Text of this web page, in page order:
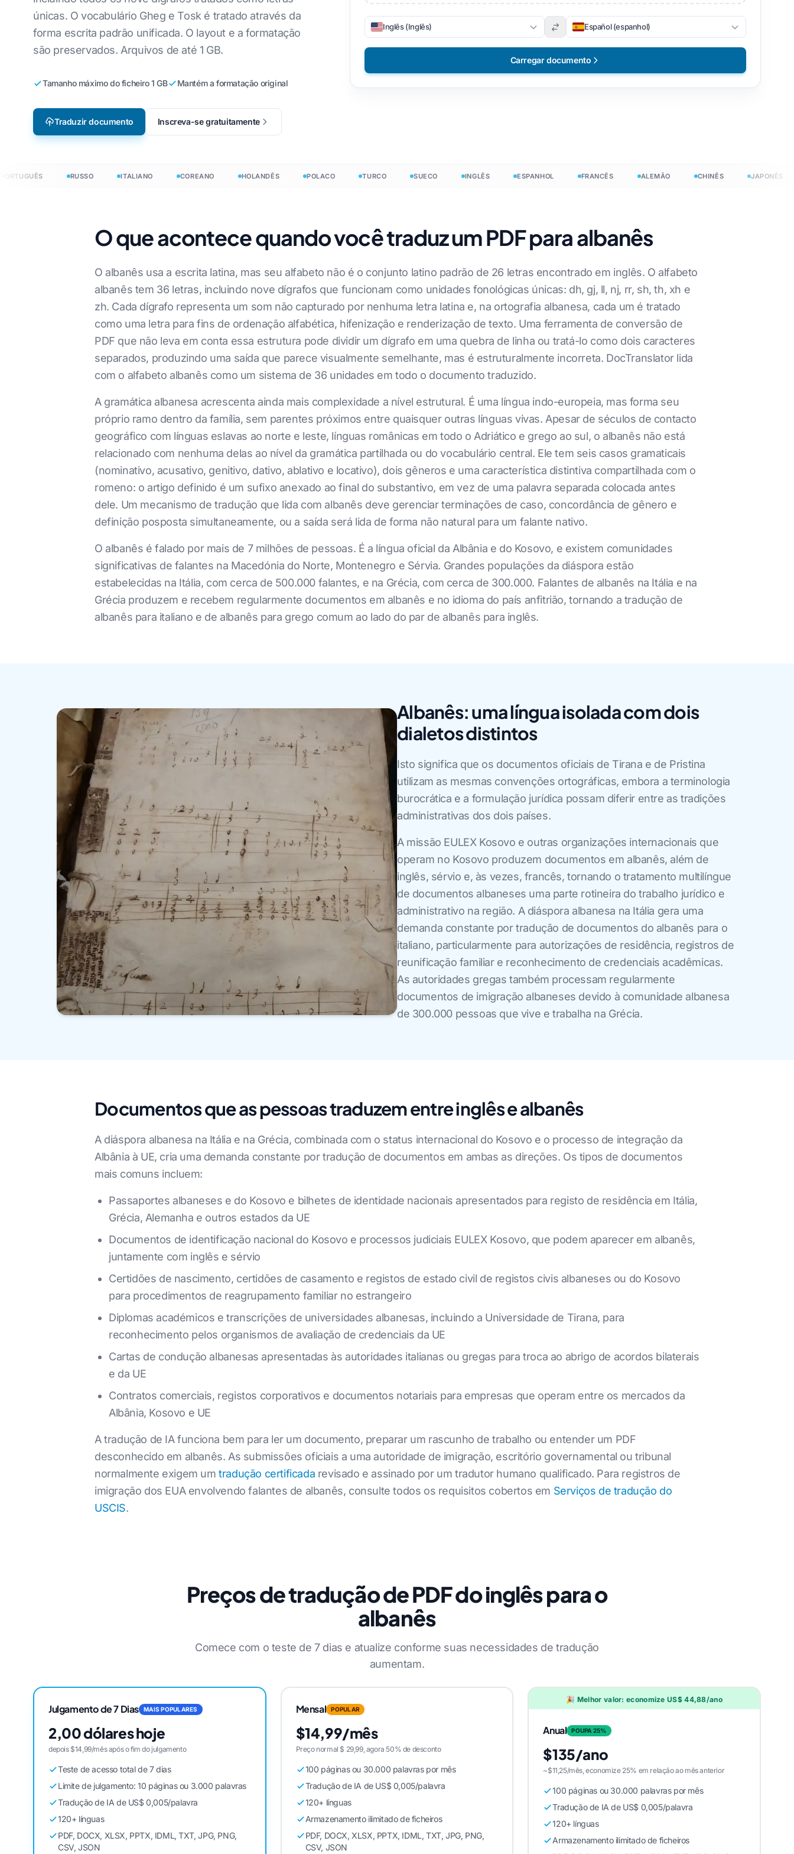
Localização de videogame
e-Learning
Files
Definição da palavra CSV
Files
Contagem de palavras do
InDesign
Excel
DOCX para TXT
Inglês para Coreano
Inglês para Árabe
Inglês para Indonésio
Inglês para Hindi
Inglês para Urdu
Vietnamita
Ucraniano
Latim
Checo
Hmong
Filipino
Húngaro
únicas. O vocabulário Gheg e Tosk é tratado através da
forma escrita padrão unificada. O layout e a formatação
são preservados. Arquivos de até 1 GB.
Tamanho máximo do ficheiro 1 GB Mantém a formatação original
Traduzir documento Inscreva-se gratuitamente
Inglês (Inglês) Español (espanhol)
Carregar documento
RUSSO ITALIANO COREANO HOLANDÊS POLACO TURCO SUECO INGLÊS ESPANHOL FRANCÊS ALEMÃO CHINÊS JAPONÊS
O que acontece quando você traduz um PDF para albanês
O albanês usa a escrita latina, mas seu alfabeto não é o conjunto latino padrão de 26 letras encontrado em inglês. O alfabeto
albanês tem 36 letras, incluindo nove dígrafos que funcionam como unidades fonológicas únicas: dh, gj, ll, nj, rr, sh, th, xh e
zh. Cada dígrafo representa um som não capturado por nenhuma letra latina e, na ortografia albanesa, cada um é tratado
como uma letra para fins de ordenação alfabética, hifenização e renderização de texto. Uma ferramenta de conversão de
PDF que não leva em conta essa estrutura pode dividir um dígrafo em uma quebra de linha ou tratá-lo como dois caracteres
separados, produzindo uma saída que parece visualmente semelhante, mas é estruturalmente incorreta. DocTranslator lida
com o alfabeto albanês como um sistema de 36 unidades em todo o documento traduzido.
A gramática albanesa acrescenta ainda mais complexidade a nível estrutural. É uma língua indo-europeia, mas forma seu
próprio ramo dentro da família, sem parentes próximos entre quaisquer outras línguas vivas. Apesar de séculos de contacto
geográfico com línguas eslavas ao norte e leste, línguas românicas em todo o Adriático e grego ao sul, o albanês não está
relacionado com nenhuma delas ao nível da gramática partilhada ou do vocabulário central. Ele tem seis casos gramaticais
(nominativo, acusativo, genitivo, dativo, ablativo e locativo), dois gêneros e uma característica distintiva compartilhada com o
romeno: o artigo definido é um sufixo anexado ao final do substantivo, em vez de uma palavra separada colocada antes
dele. Um mecanismo de tradução que lida com albanês deve gerenciar terminações de caso, concordância de gênero e
definição posposta simultaneamente, ou a saída será lida de forma não natural para um falante nativo.
O albanês é falado por mais de 7 milhões de pessoas. É a língua oficial da Albânia e do Kosovo, e existem comunidades
significativas de falantes na Macedónia do Norte, Montenegro e Sérvia. Grandes populações da diáspora estão
estabelecidas na Itália, com cerca de 500.000 falantes, e na Grécia, com cerca de 300.000. Falantes de albanês na Itália e na
Grécia produzem e recebem regularmente documentos em albanês e no idioma do país anfitrião, tornando a tradução de
albanês para italiano e de albanês para grego comum ao lado do par de albanês para inglês.
Albanês: uma língua isolada com dois
dialetos distintos
Isto significa que os documentos oficiais de Tirana e de Pristina
utilizam as mesmas convenções ortográficas, embora a terminologia
burocrática e a formulação jurídica possam diferir entre as tradições
administrativas dos dois países.
A missão EULEX Kosovo e outras organizações internacionais que
operam no Kosovo produzem documentos em albanês, além de
inglês, sérvio e, às vezes, francês, tornando o tratamento multilíngue
de documentos albaneses uma parte rotineira do trabalho jurídico e
administrativo na região. A diáspora albanesa na Itália gera uma
demanda constante por tradução de documentos do albanês para o
italiano, particularmente para autorizações de residência, registros de
reunificação familiar e reconhecimento de credenciais acadêmicas.
As autoridades gregas também processam regularmente
documentos de imigração albaneses devido à comunidade albanesa
de 300.000 pessoas que vive e trabalha na Grécia.
Documentos que as pessoas traduzem entre inglês e albanês
A diáspora albanesa na Itália e na Grécia, combinada com o status internacional do Kosovo e o processo de integração da
Albânia à UE, cria uma demanda constante por tradução de documentos em ambas as direções. Os tipos de documentos
mais comuns incluem:
Passaportes albaneses e do Kosovo e bilhetes de identidade nacionais apresentados para registo de residência em Itália,
Grécia, Alemanha e outros estados da UE
Documentos de identificação nacional do Kosovo e processos judiciais EULEX Kosovo, que podem aparecer em albanês,
juntamente com inglês e sérvio
Certidões de nascimento, certidões de casamento e registos de estado civil de registos civis albaneses ou do Kosovo
para procedimentos de reagrupamento familiar no estrangeiro
Diplomas académicos e transcrições de universidades albanesas, incluindo a Universidade de Tirana, para
reconhecimento pelos organismos de avaliação de credenciais da UE
Cartas de condução albanesas apresentadas às autoridades italianas ou gregas para troca ao abrigo de acordos bilaterais
e da UE
Contratos comerciais, registos corporativos e documentos notariais para empresas que operam entre os mercados da
Albânia, Kosovo e UE
A tradução de IA funciona bem para ler um documento, preparar um rascunho de trabalho ou entender um PDF
desconhecido em albanês. As submissões oficiais a uma autoridade de imigração, escritório governamental ou tribunal
normalmente exigem umtradução certificada revisado e assinado por um tradutor humano qualificado. Para registros de
imigração dos EUA envolvendo falantes de albanês, consulte todos os requisitos cobertos em Serviços de tradução do
USCIS.
Preços de tradução de PDF do inglês para o
albanês
Comece com o teste de 7 dias e atualize conforme suas necessidades de tradução
aumentam.
Julgamento de 7 Dias MAIS POPULARES
2,00 dólares hoje
depois $14,99/mês após o fim do julgamento
Teste de acesso total de 7 dias
Limite de julgamento: 10 páginas ou 3.000 palavras
Tradução de IA de US$ 0,005/palavra
120+ línguas
PDF, DOCX, XLSX, PPTX, IDML, TXT, JPG, PNG,
CSV, JSON
Mensal POPULAR
$14,99/mês
Preço normal $ 29,99, agora 50% de desconto
100 páginas ou 30.000 palavras por mês
Tradução de IA de US$ 0,005/palavra
120+ línguas
Armazenamento ilimitado de ficheiros
PDF, DOCX, XLSX, PPTX, IDML, TXT, JPG, PNG,
CSV, JSON
🎉 Melhor valor: economize US$ 44,88/ano
Anual POUPA 25%
$135/ano
~$11,25/mês, economize 25% em relação ao mês anterior
100 páginas ou 30.000 palavras por mês
Tradução de IA de US$ 0,005/palavra
120+ línguas
Armazenamento ilimitado de ficheiros